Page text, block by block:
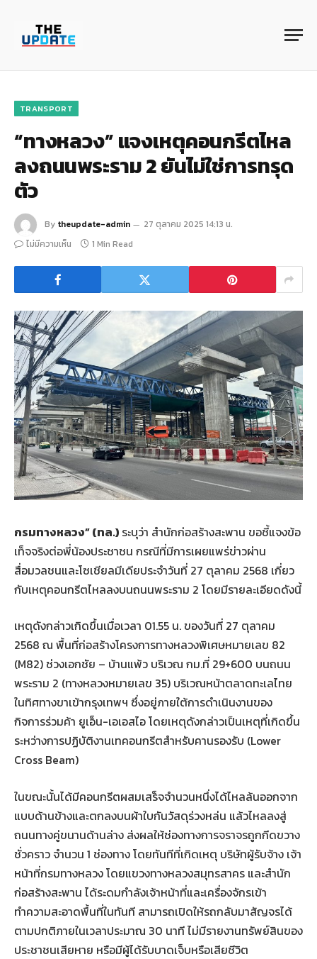
TRANSPORT
“ทางหลวง” แจงเหตุคอนกรีตไหล
ลงถนนพระราม 2 ยันไม่ใช่การทรุด
ตัว
By theupdate-admin
27 ตุลาคม 2025 14:13 น.
ไม่มีความเห็น
1 Min Read
กรมทางหลวง” (ทล.) ระบุว่า สำนักก่อสร้างสะพาน ขอชี้แจงข้อ
เท็จจริงต่อพี่น้องประชาชน กรณีที่มีการเผยแพร่ข่าวผ่าน
สื่อมวลชนและโซเชียลมีเดียประจำวันที่ 27 ตุลาคม 2568 เกี่ยว
กับเหตุคอนกรีตไหลลงบนถนนพระราม 2 โดยมีรายละเอียดดังนี้
เหตุดังกล่าวเกิดขึ้นเมื่อเวลา 01.55 น. ของวันที่ 27 ตุลาคม
2568 ณ พื้นที่ก่อสร้างโครงการทางหลวงพิเศษหมายเลข 82
(M82) ช่วงเอกชัย – บ้านแพ้ว บริเวณ กม.ที่ 29+600 บนถนน
พระราม 2 (ทางหลวงหมายเลข 35) บริเวณหน้าตลาดทะเลไทย
ในทิศทางขาเข้ากรุงเทพฯ ซึ่งอยู่ภายใต้การดำเนินงานของ
กิจการร่วมค้า ยูเอ็น-เอเอสไอ โดยเหตุดังกล่าวเป็นเหตุที่เกิดขึ้น
ระหว่างการปฏิบัติงานเทคอนกรีตสำหรับคานรองรับ (Lower
Cross Beam)
ในขณะนั้นได้มีคอนกรีตผสมเสร็จจำนวนหนึ่งได้ไหลล้นออกจาก
แบบด้านข้างและตกลงบนผ้าใบกันวัสดุร่วงหล่น แล้วไหลลงสู่
ถนนทางคู่ขนานด้านล่าง ส่งผลให้ช่องทางการจราจรถูกกีดขวาง
ชั่วคราว จำนวน 1 ช่องทาง โดยทันทีที่เกิดเหตุ บริษัทผู้รับจ้าง เจ้า
หน้าที่กรมทางหลวง โดยแขวงทางหลวงสมุทรสาคร และสำนัก
ก่อสร้างสะพาน ได้ระดมกำลังเจ้าหน้าที่และเครื่องจักรเข้า
ทำความสะอาดพื้นที่ในทันที สามารถเปิดให้รถกลับมาสัญจรได้
ตามปกติภายในเวลาประมาณ 30 นาที ไม่มีรายงานทรัพย์สินของ
ประชาชนเสียหาย หรือมีผู้ได้รับบาดเจ็บหรือเสียชีวิต